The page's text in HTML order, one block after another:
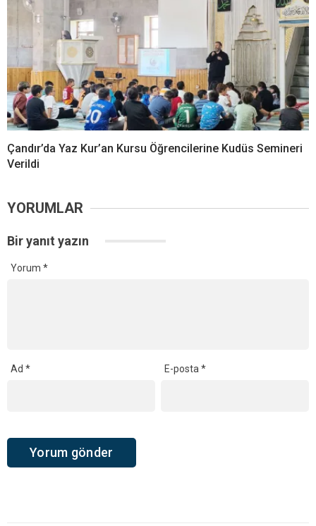
Çandır’da Yaz Kur’an Kursu Öğrencilerine Kudüs Semineri
Verildi
YORUMLAR
Bir yanıt yazın
Yorum *
Ad * E-posta*